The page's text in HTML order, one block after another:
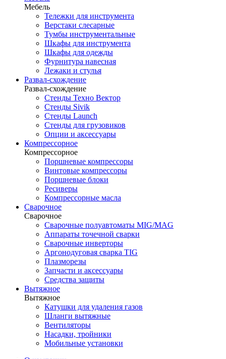
Мебель
Тележки для инструмента
Верстаки слесарные
Тумбы инструментальные
Шкафы для инструмента
Шкафы для одежды
Фурнитура навесная
Лежаки и стулья
Развал-схождение
Развал-схождение
Стенды Техно Вектор
Стенды Sivik
Стенды Launch
Стенды для грузовиков
Опции и аксессуары
Компрессорное
Компрессорное
Поршневые компрессоры
Винтовые компрессоры
Поршневые блоки
Ресиверы
Компрессорные масла
Сварочное
Сварочное
Сварочные полуавтоматы MIG/MAG
Аппараты точечной сварки
Сварочные инверторы
Аргонодуговая сварка TIG
Плазморезы
Запчасти и аксессуары
Средства защиты
Вытяжное
Вытяжное
Катушки для удаления газов
Шланги вытяжные
Вентиляторы
Насадки, тройники
Мобильные установки